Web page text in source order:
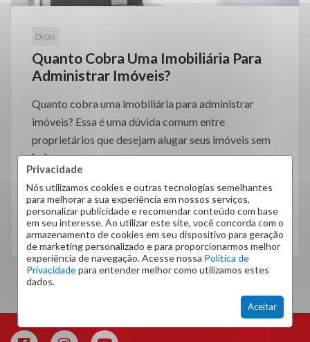
Privacidade
Nós utilizamos cookies e outras tecnologias semelhantes
para melhorar a sua experiência em nossos serviços,
personalizar publicidade e recomendar conteúdo com base
em seu interesse. Ao utilizar este site, você concorda com o
armazenamento de cookies em seu dispositivo para geração
de marketing personalizado e para proporcionarmos melhor
experiência de navegação. Acesse nossa Política de
Privacidadepara entender melhor como utilizamos estes
dados.
Aceitar
Dicas
Quanto Cobra Uma Imobiliária Para
Administrar Imóveis?
Quanto cobra uma imobiliária para administrar
imóveis? Essa é uma dúvida comum entre
proprietários que desejam alugar seus imóveis sem
[…]
LEIA MAIS